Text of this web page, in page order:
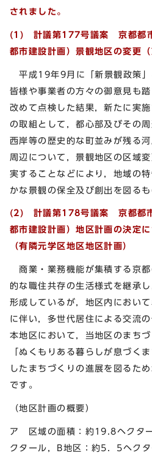
されました。
(1)
計議第177号議案 京都都
都市建設計画）景観地区の変更（
平成19年9月に「新景観政策」
皆様や事業者の方々の御意見も
改めて点検した結果，新たに実
の取組として，都心部及びその
西岸等の歴史的な町並みが残る
周辺について，景観地区の区域
実することなどにより，地域の
かな景観の保全及び創出を図るも
(2) 計議第178号議案 京都都市
都市建設計画）地区計画の決定に
（有隣元学区地区地区計画）
商業・業務機能が集積する京
的な職住共存の生活様式を継承
形成しているが，地区内におい
に伴い，多世代居住による交流
本地区において，当地区のまち
「ぬくもりある暮らしが息づく
したまちづくりの進展を図るた
です。
（地区計画の概要）
ア 区域の面積：約19.8ヘクタ
クタール，B地区：約5．5ヘクタ